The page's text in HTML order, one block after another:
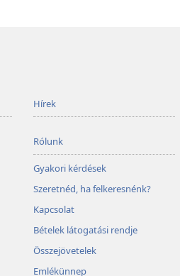
Hírek
Rólunk
Gyakori kérdések
Szeretnéd, ha felkeresnénk?
Kapcsolat
Bételek látogatási rendje
Összejövetelek
Emlékünnep